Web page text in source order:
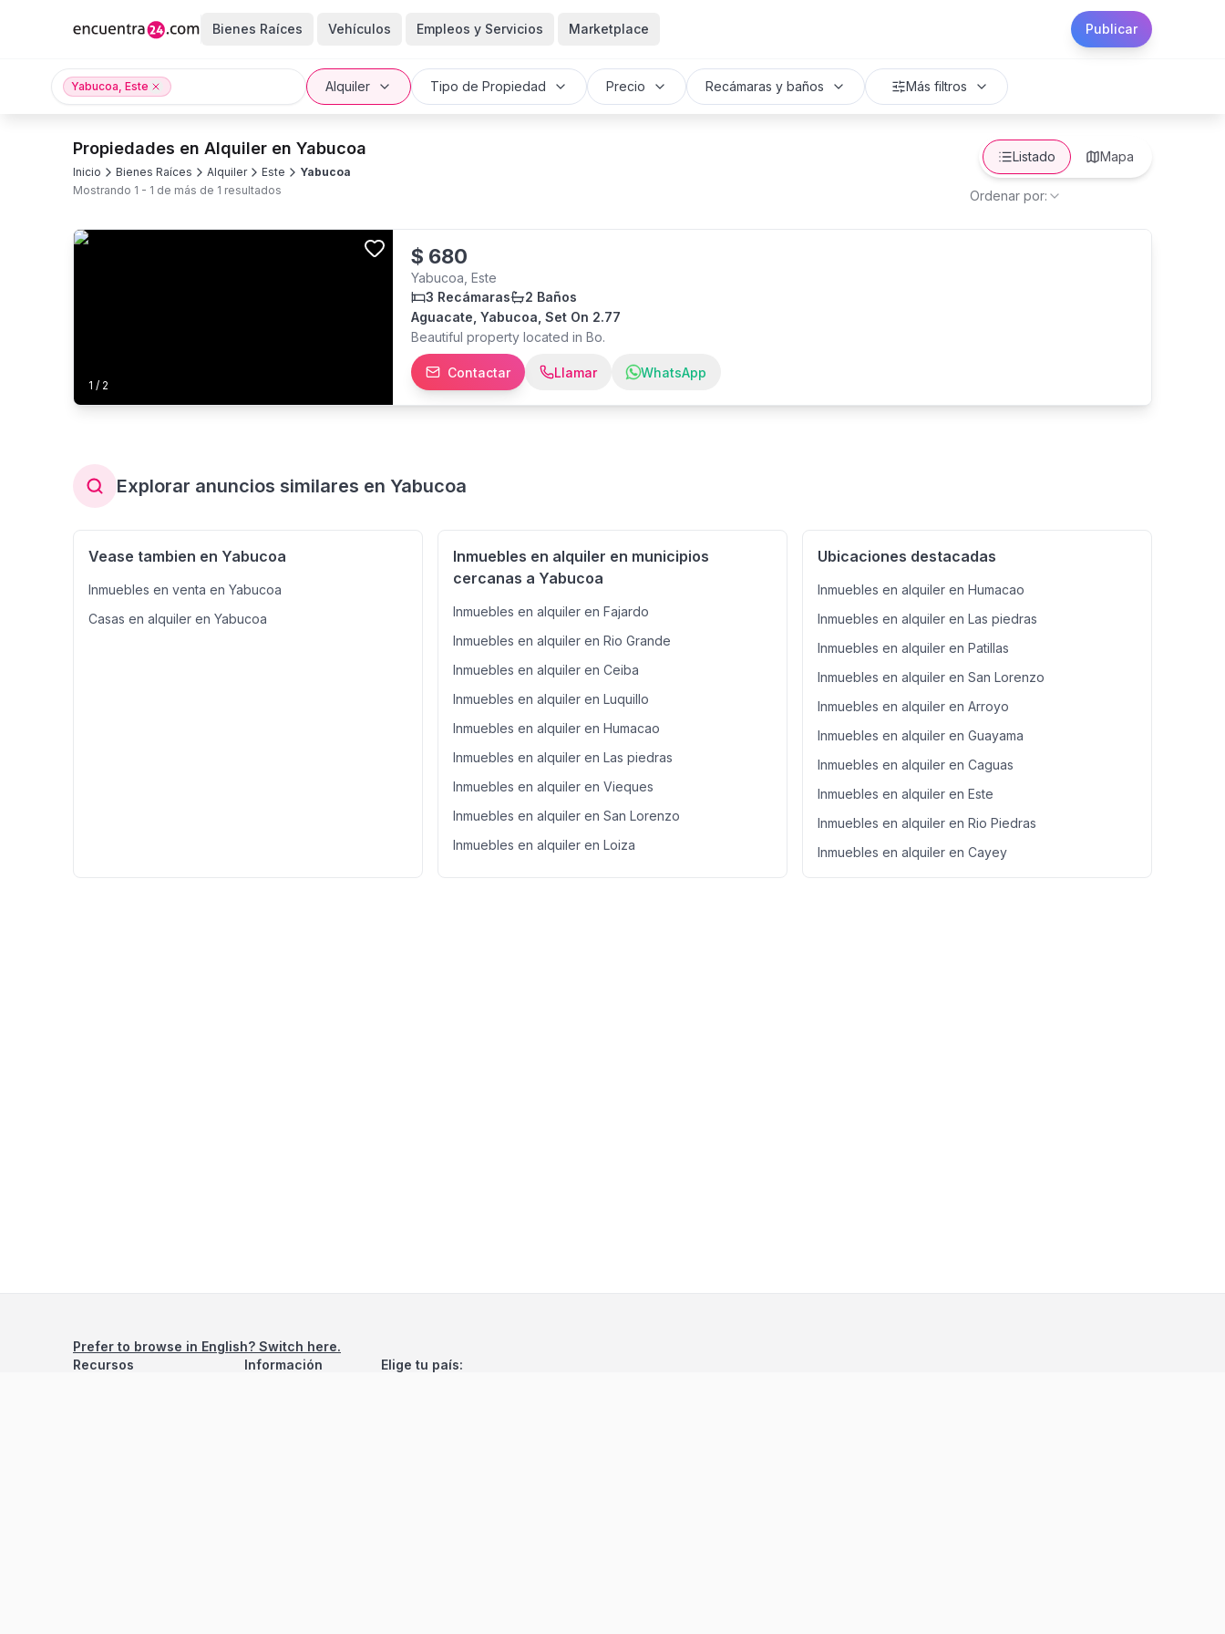
Bienes Raíces Vehículos Empleos y Servicios Marketplace Publicar
Yabucoa, Este Alquiler Tipo de Propiedad Precio Recámaras y baños Más filtros
Propiedades en Alquiler en Yabucoa
Inicio Bienes Raíces Alquiler Este
Yabucoa
Mostrando 1 - 1 de más de 1 resultados
Listado Mapa
Ordenar por:
1 / 2
$ 680
Yabucoa, Este
3 Recámaras
2 Baños
Aguacate, Yabucoa, Set On 2.77
Beautiful property located in Bo.
Contactar Llamar WhatsApp
Explorar anuncios similares en Yabucoa
Vease tambien en Yabucoa
Inmuebles en venta en Yabucoa
Casas en alquiler en Yabucoa
Inmuebles en alquiler en municipios
cercanas a Yabucoa
Inmuebles en alquiler en Fajardo
Inmuebles en alquiler en Rio Grande
Inmuebles en alquiler en Ceiba
Inmuebles en alquiler en Luquillo
Inmuebles en alquiler en Humacao
Inmuebles en alquiler en Las piedras
Inmuebles en alquiler en Vieques
Inmuebles en alquiler en San Lorenzo
Inmuebles en alquiler en Loiza
Ubicaciones destacadas
Inmuebles en alquiler en Humacao
Inmuebles en alquiler en Las piedras
Inmuebles en alquiler en Patillas
Inmuebles en alquiler en San Lorenzo
Inmuebles en alquiler en Arroyo
Inmuebles en alquiler en Guayama
Inmuebles en alquiler en Caguas
Inmuebles en alquiler en Este
Inmuebles en alquiler en Rio Piedras
Inmuebles en alquiler en Cayey
Prefer to browse in English? Switch here.
Recursos
Información Elige tu país: